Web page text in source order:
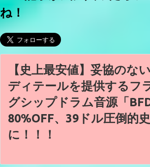
ね！
【史上最安値】妥協のない
ディテールを提供するフ
グシップドラム音源「
80%OFF、39ドル圧倒的
に！！！